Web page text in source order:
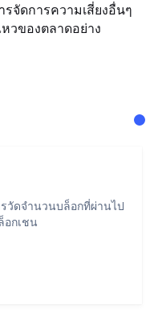
จัดการความเสี่ยงอื่นๆ
วของตลาดอย่าง
วัดจำนวนบล็อกที่ผ่านไป
อกเชน